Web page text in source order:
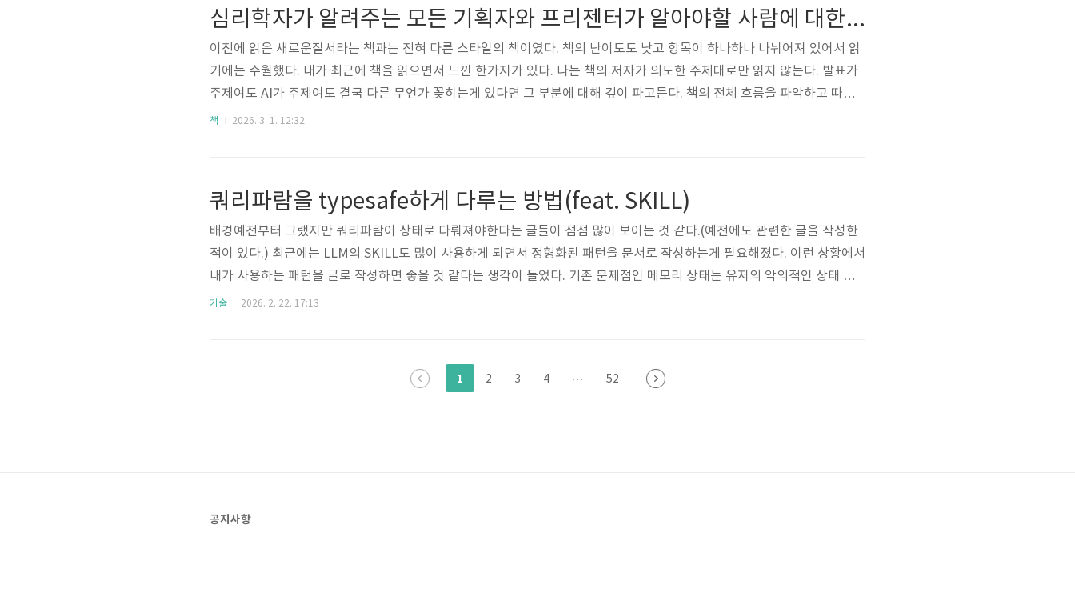
심리학자가 알려주는 모든 기획자와 프리젠터가 알아야할 사람에 대한 100가지 사실 독후감
이전에 읽은 새로운질서라는 책과는 전혀 다른 스타일의 책이였다. 책의 난이도도 낮고 항목이 하나하나 나뉘어져 있어서 읽
기에는 수월했다. 내가 최근에 책을 읽으면서 느낀 한가지가 있다. 나는 책의 저자가 의도한 주제대로만 읽지 않는다. 발표가
주제여도 AI가 주제여도 결국 다른 무언가 꽂히는게 있다면 그 부분에 대해 깊이 파고든다. 책의 전체 흐름을 파악하고 따라
가는 것도 중요하지만 이렇게 읽고 생각해보는 것도 나쁘지 않은 방식같다. 이전에 읽은 책만큼 인상깊지는 않았지만 나에게
책 2026. 3. 1. 12:32
쿼리파람을 typesafe하게 다루는 방법(feat. SKILL)
배경예전부터 그랬지만 쿼리파람이 상태로 다뤄져야한다는 글들이 점점 많이 보이는 것 같다.(예전에도 관련한 글을 작성한
적이 있다.) 최근에는 LLM의 SKILL도 많이 사용하게 되면서 정형화된 패턴을 문서로 작성하는게 필요해졌다. 이런 상황에서
내가 사용하는 패턴을 글로 작성하면 좋을 것 같다는 생각이 들었다. 기존 문제점인 메모리 상태는 유저의 악의적인 상태 변
경을 제어할 수 있다. 그런데 URI는 절대로 제어할 수 없다. 여기서 딜레마가 생긴다. 해결 방법은 네가지다.1. 터트리기경우
기술 2026. 2. 22. 17:13
1 2 3 4 ··· 52
공지사항